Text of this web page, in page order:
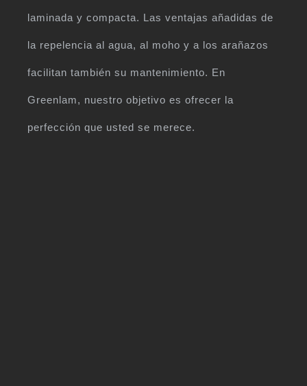
laminada y compacta. Las ventajas añadidas de
la repelencia al agua, al moho y a los arañazos
facilitan también su mantenimiento. En
Greenlam, nuestro objetivo es ofrecer la
perfección que usted se merece.